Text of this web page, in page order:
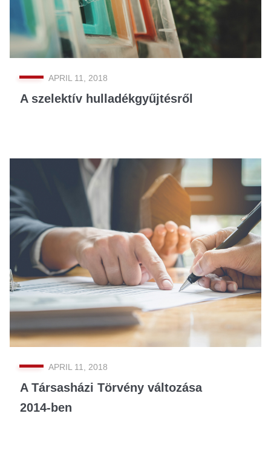
APRIL 11, 2018
A szelektív hulladékgyűjtésről
APRIL 11, 2018
A Társasházi Törvény változása
2014-ben